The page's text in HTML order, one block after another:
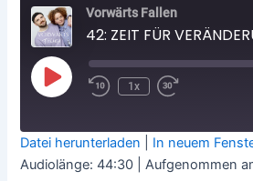
Vorwärts Fallen
Play
Episode Rewind
1x
seconds
Amazon
SHARE
Datei herunterladen In neuem
Audiolänge: 44:30 |Aufgenommen